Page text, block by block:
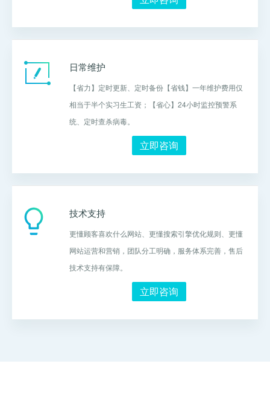
日常维护
【省力】定时更新、定时备份【省钱】一年维护费用仅
相当于半个实习生工资；【省心】24小时监控预警系
统、定时查杀病毒。
立即咨询
技术支持
更懂顾客喜欢什么网站、更懂搜索引擎优化规则、更懂
网站运营和营销，团队分工明确，服务体系完善，售后
技术支持有保障。
立即咨询